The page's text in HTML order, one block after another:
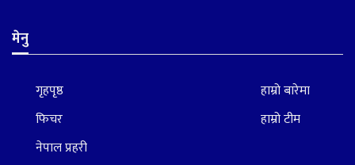
मेनु
गृहपृष्ठ
फिचर
नेपाल प्रहरी
हाम्रो बारेमा
हाम्रो टीम